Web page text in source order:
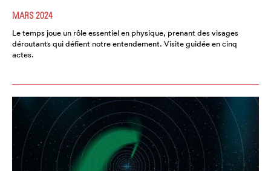
MARS 2024
Le temps joue un rôle essentiel en physique, prenant des visages
déroutants qui défient notre entendement. Visite guidée en cinq
actes.